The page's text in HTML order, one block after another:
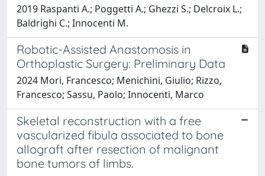
2019 Raspanti A.; Poggetti A.; Ghezzi S.; Delcroix L.;
Baldrighi C.; Innocenti M.
Robotic-Assisted Anastomosis in
Orthoplastic Surgery: Preliminary Data
2024 Mori, Francesco; Menichini, Giulio; Rizzo,
Francesco; Sassu, Paolo; Innocenti, Marco
Skeletal reconstruction with a free
vascularized fibula associated to bone
allograft after resection of malignant
bone tumors of limbs.